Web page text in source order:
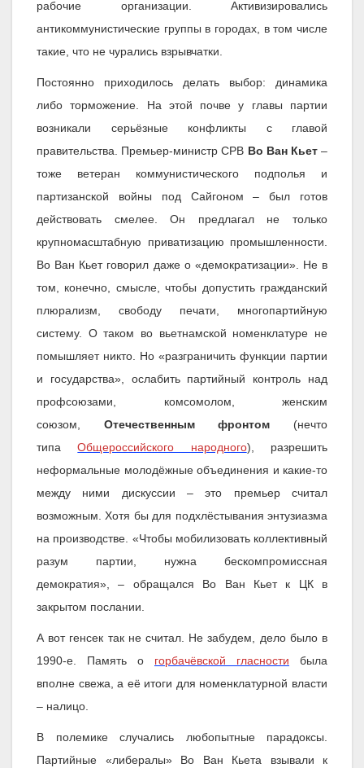
рабочие организации. Активизировались
антикоммунистические группы в городах, в том числе
такие, что не чурались взрывчатки.
Постоянно приходилось делать выбор: динамика
либо торможение. На этой почве у главы партии
возникали серьёзные конфликты с главой
правительства. Премьер-министр СРВ Во Ван Кьет–
тоже ветеран коммунистического подполья и
партизанской войны под Сайгоном – был готов
действовать смелее. Он предлагал не только
крупномасштабную приватизацию промышленности.
Во Ван Кьет говорил даже о «демократизации». Не в
том, конечно, смысле, чтобы допустить гражданский
плюрализм, свободу печати, многопартийную
систему. О таком во вьетнамской номенклатуре не
помышляет никто. Но «разграничить функции партии
и государства», ослабить партийный контроль над
профсоюзами, комсомолом, женским
союзом, Отечественным фронтом (нечто
типаОбщероссийского народного), разрешить
неформальные молодёжные объединения и какие-то
между ними дискуссии – это премьер считал
возможным. Хотя бы для подхлёстывания энтузиазма
на производстве. «Чтобы мобилизовать коллективный
разум партии, нужна бескомпромиссная
демократия», – обращался Во Ван Кьет к ЦК в
закрытом послании.
А вот генсек так не считал. Не забудем, дело было в
1990-е. Память о горбачёвской гласности была
вполне свежа, а её итоги для номенклатурной власти
– налицо.
В полемике случались любопытные парадоксы.
Партийные «либералы» Во Ван Кьета взывали к